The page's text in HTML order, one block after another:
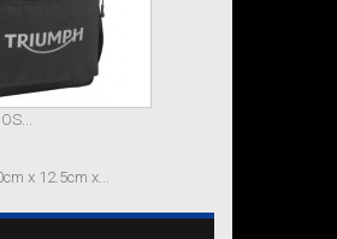
x 12.5cm x...